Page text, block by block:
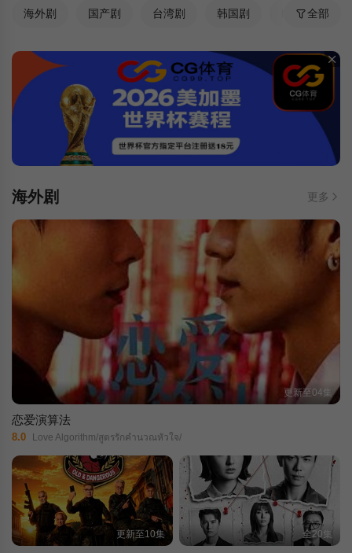
全部
海外剧 国产剧 台湾剧 韩国剧 欧美剧
海外剧 更多
更新至04集
恋爱演算法
8.0 Love Algorithm/สูตรรักคำนวณหัวใจ/
更新至10集 全20集